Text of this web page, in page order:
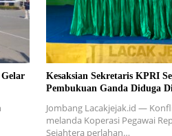
Kesaksian Sekretaris KPRI
Pembukuan Ganda Diduga
Jombang Lacakjejak.id —
melanda Koperasi Pegawai
Sejahtera perlahan…